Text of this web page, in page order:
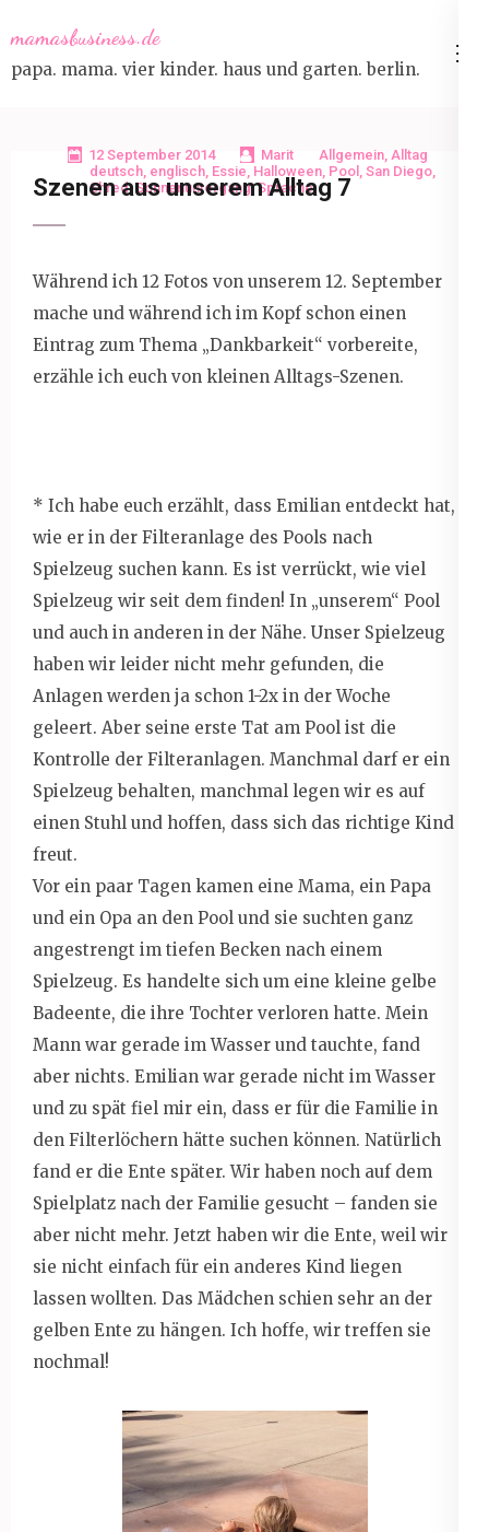
to
content
mamasbusiness.de
papa. mama. vier kinder. haus und garten. berlin.
12 September 2014 Marit Allgemein, Alltag
deutsch, englisch, Essie, Halloween, Pool , San Diego,
Shred,Sonnenuntergang,Sprache
Szenen aus unserem Alltag 7
Während ich 12 Fotos von unserem 12. September
mache und während ich im Kopf schon einen
Eintrag zum Thema „Dankbarkeit“ vorbereite,
erzähle ich euch von kleinen Alltags-Szenen.
* Ich habe euch erzählt, dass Emilian entdeckt hat,
wie er in der Filteranlage des Pools nach
Spielzeug suchen kann. Es ist verrückt, wie viel
Spielzeug wir seit dem finden! In „unserem“ Pool
und auch in anderen in der Nähe. Unser Spielzeug
haben wir leider nicht mehr gefunden, die
Anlagen werden ja schon 1-2x in der Woche
geleert. Aber seine erste Tat am Pool ist die
Kontrolle der Filteranlagen. Manchmal darf er ein
Spielzeug behalten, manchmal legen wir es auf
einen Stuhl und hoffen, dass sich das richtige Kind
freut.
Vor ein paar Tagen kamen eine Mama, ein Papa
und ein Opa an den Pool und sie suchten ganz
angestrengt im tiefen Becken nach einem
Spielzeug. Es handelte sich um eine kleine gelbe
Badeente, die ihre Tochter verloren hatte. Mein
Mann war gerade im Wasser und tauchte, fand
aber nichts. Emilian war gerade nicht im Wasser
und zu spät fiel mir ein, dass er für die Familie in
den Filterlöchern hätte suchen können. Natürlich
fand er die Ente später. Wir haben noch auf dem
Spielplatz nach der Familie gesucht – fanden sie
aber nicht mehr. Jetzt haben wir die Ente, weil wir
sie nicht einfach für ein anderes Kind liegen
lassen wollten. Das Mädchen schien sehr an der
gelben Ente zu hängen. Ich hoffe, wir treffen sie
nochmal!